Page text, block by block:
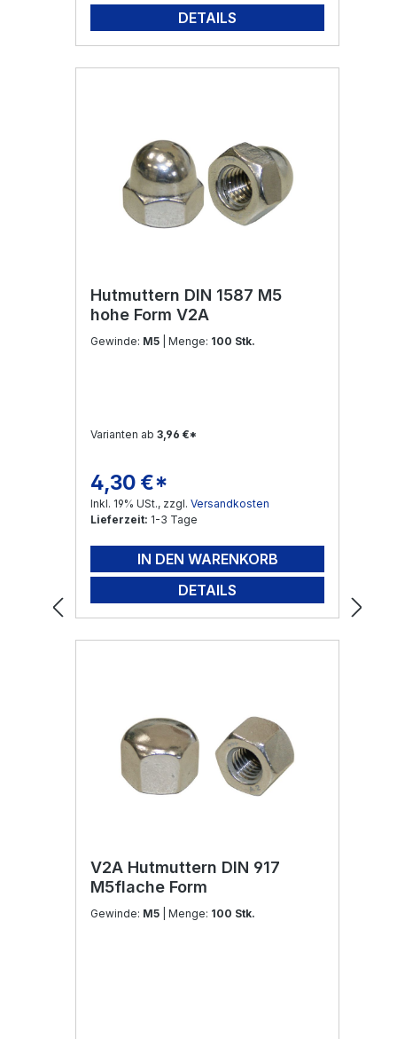
DETAILS
Hutmuttern DIN 1587 M5
hohe Form V2A
Gewinde: M5 | Menge: 100 Stk.
Varianten ab 3,96 €*
Regulärer Preis:
4,30 €*
Inkl. 19% USt., zzgl. Versandkosten
Lieferzeit: 1-3 Tage
IN DEN WARENKORB
DETAILS
V2A Hutmuttern DIN 917
M5flache Form
Gewinde: M5 | Menge: 100 Stk.